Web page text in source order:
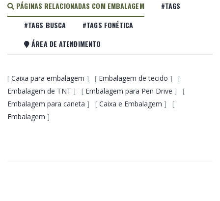
PÁGINAS RELACIONADAS COM EMBALAGEM
#TAGS
#TAGS BUSCA
#TAGS FONÉTICA
ÁREA DE ATENDIMENTO
[ Caixa para embalagem ] [ Embalagem de tecido ] [
Embalagem de TNT ] [ Embalagem para Pen Drive ] [
Embalagem para caneta ] [ Caixa e Embalagem ] [
Embalagem ]